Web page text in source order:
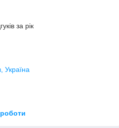
за рік
Україна